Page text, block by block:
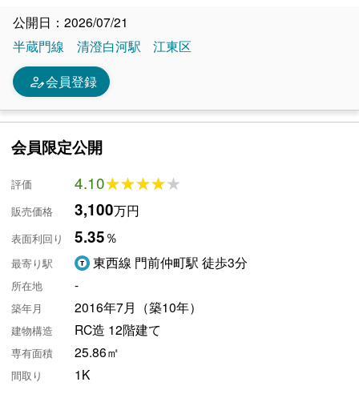
公開日：2026/07/21
半蔵門線
清澄白河駅 江東区
person_edit会員登録
会員限定公開
評価 4.10★★★★★
★★★★★
販売価格 3,100万円
表面利回り 5.35％
最寄り駅 東西線 門前仲町駅 徒歩3分
所在地 -
築年月 2016年7月（築10年）
建物構造 RC造 12階建て
専有面積 25.86㎡
間取り 1K